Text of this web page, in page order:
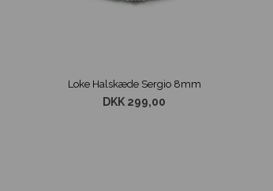
Loke Halskæde Sergio 8mm
DKK 299,00